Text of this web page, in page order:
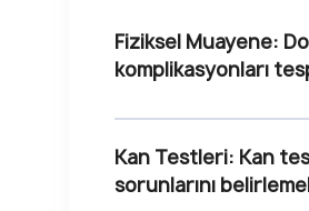
Fiziksel Muayene:
komplikasyonları
Kan Testleri: Kan
sorunlarını